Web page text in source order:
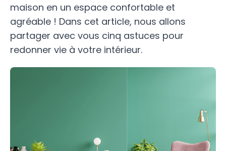
maison en un espace confortable et
agréable ! Dans cet article, nous allons
partager avec vous cinq astuces pour
redonner vie à votre intérieur.